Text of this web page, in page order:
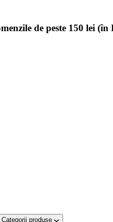
de peste 150 lei
Categorii produse